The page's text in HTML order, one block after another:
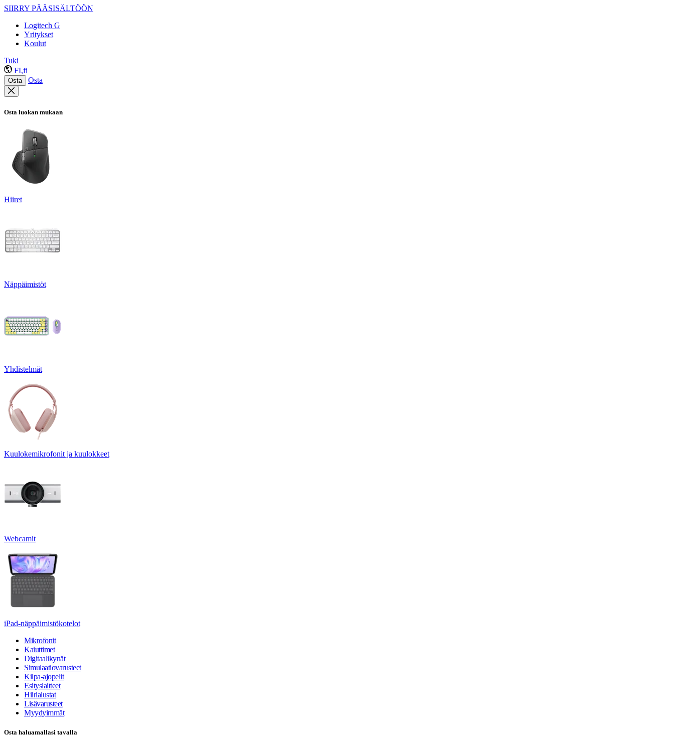
SIIRRY PÄÄSISÄLTÖÖN
Logitech G
Yritykset
Koulut
Tuki
FI,fi
Osta Osta
Osta luokan mukaan
Hiiret
Näppäimistöt
Yhdistelmät
Kuulokemikrofonit ja kuulokkeet
Webcamit
iPad-näppäimistökotelot
Mikrofonit
Kaiuttimet
Digitaalikynät
Simulaatiovarusteet
Kilpa-ajopelit
Esityslaitteet
Hiirialustat
Lisävarusteet
Myydyimmät
Osta haluamallasi tavalla